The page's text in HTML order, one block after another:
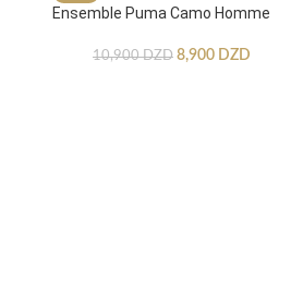
Ensemble Puma Camo Homme
10,900DZD 8,900 DZD